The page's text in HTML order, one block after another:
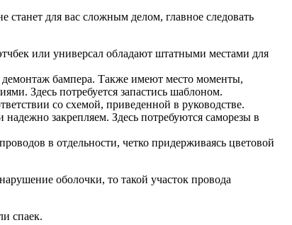
станет для вас сложным делом, главное следовать
или универсал обладают штатными местами для
демонтаж бампера. Также имеют место моменты,
Здесь потребуется запастись шаблоном.
со схемой, приведенной в руководстве.
закрепляем. Здесь потребуются саморезы в
в отдельности, четко придерживаясь цветовой
оболочки, то такой участок провода
спаек.